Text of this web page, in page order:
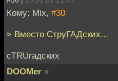
Кому: Mix, #30
> Вместо СтруГАДских...
сTRUгадских
DOOMer »